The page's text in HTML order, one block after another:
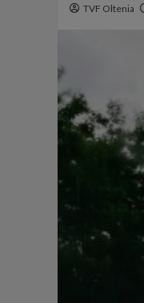
TVF Oltenia